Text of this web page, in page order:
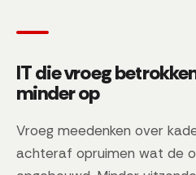
IT die vroeg
minder op
Vroeg meedenken over
achteraf opruimen wat de